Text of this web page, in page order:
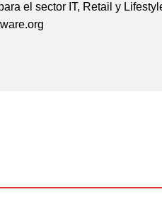
el sector IT, Retail y